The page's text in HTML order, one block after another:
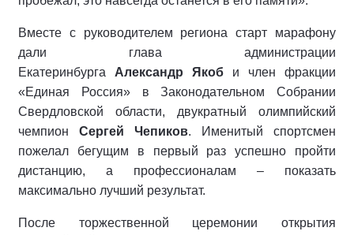
Вместе с руководителем региона старт марафону
дали глава администрации
Екатеринбурга Александр Якоб и член фракции
«Единая Россия» в Законодательном Собрании
Свердловской области, двукратный олимпийский
чемпион Сергей Чепиков. Именитый спортсмен
пожелал бегущим в первый раз успешно пройти
дистанцию, а профессионалам – показать
максимально лучший результат.
После торжественной церемонии открытия